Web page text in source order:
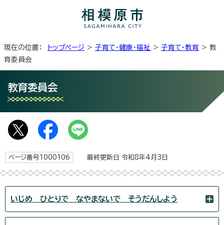
現在の位置： トップページ > 子育て・健康・福祉 > 子育て・教育 > 教
育委員会
教育委員会
ページ番号1000106 最終更新日 令和8年4月3日
いじめ ひとりで なやまないで そうだんしよう